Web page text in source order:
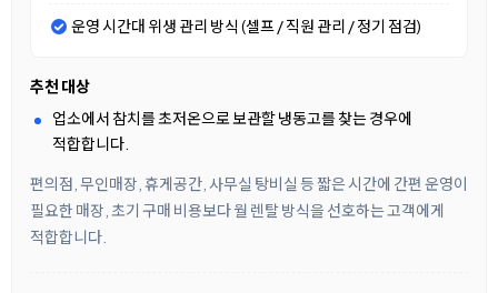
운영 시간대 위생 관리 방식 (셀프 / 직원 관리 / 정기 점검)
추천 대상
업소에서 참치를 초저온으로 보관할 냉동고를 찾는 경우에
적합합니다.
편의점, 무인매장, 휴게공간, 사무실 탕비실 등 짧은 시간에 간편 운영이
필요한 매장, 초기 구매 비용보다 월 렌탈 방식을 선호하는 고객에게
적합합니다.